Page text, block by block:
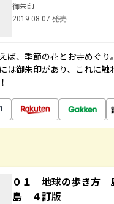
御朱印
2019.08.07 発売
ば、季節の花とお寺めぐり
は御朱印があり、これに触
０１ 地球の歩き方
島 ４訂版